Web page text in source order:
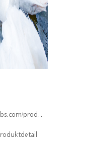
isin/DE000WA7M1B3